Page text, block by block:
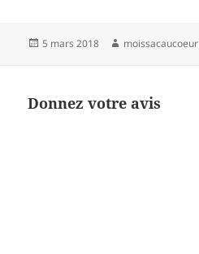
Publié
5 mars 2018 Auteur
moissacaucoeur
Donnez votre avis